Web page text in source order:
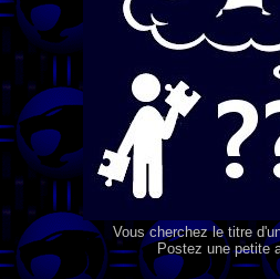
Vous cherchez le titre
Postez une petite